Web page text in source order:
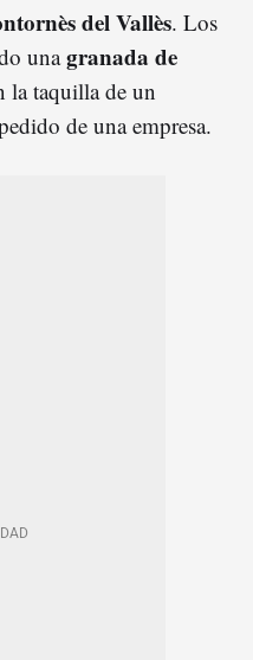
del Vallès. Los
unagranada de
la taquilla de un
de una empresa.